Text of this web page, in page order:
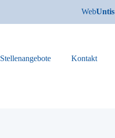
WebUntis
Stellenangebote Kontakt